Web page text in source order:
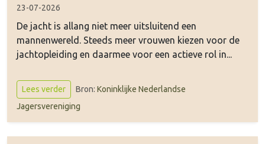
23-07-2026
De jacht is allang niet meer uitsluitend een
mannenwereld. Steeds meer vrouwen kiezen voor de
jachtopleiding en daarmee voor een actieve rol in...
Lees verder Bron: Koninklijke Nederlandse
Jagersvereniging